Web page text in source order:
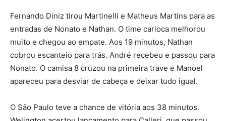
Fernando Diniz tirou Martinelli e Matheus Martins para as
entradas de Nonato e Nathan. O time carioca melhorou
muito e chegou ao empate. Aos 19 minutos, Nathan
cobrou escanteio para trás. André recebeu e passou para
Nonato. O camisa 8 cruzou na primeira trave e Manoel
apareceu para desviar de cabeça e deixar tudo igual.
O São Paulo teve a chance de vitória aos 38 minutos.